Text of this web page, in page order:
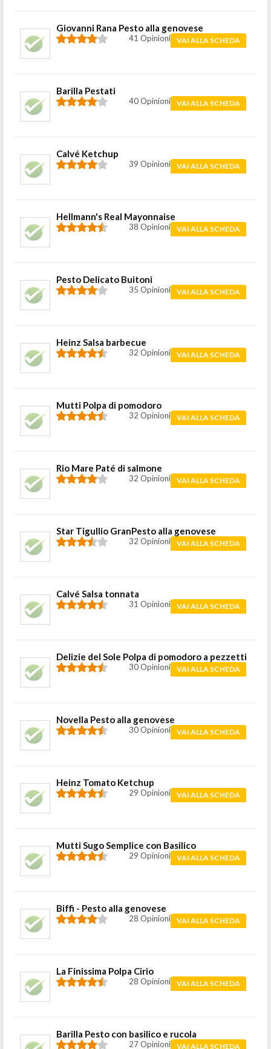
Giovanni Rana Pesto alla genovese
41 Opinioni VAI ALLA SCHEDA
Barilla Pestati
40 Opinioni VAI ALLA SCHEDA
Calvé Ketchup
39 Opinioni VAI ALLA SCHEDA
Hellmann's Real Mayonnaise
38 Opinioni VAI ALLA SCHEDA
Pesto Delicato Buitoni
35 Opinioni VAI ALLA SCHEDA
Heinz Salsa barbecue
32 Opinioni VAI ALLA SCHEDA
Mutti Polpa di pomodoro
32 Opinioni VAI ALLA SCHEDA
Rio Mare Paté di salmone
32 Opinioni VAI ALLA SCHEDA
Star Tigullio GranPesto alla genovese
32 Opinioni VAI ALLA SCHEDA
Calvé Salsa tonnata
31 Opinioni VAI ALLA SCHEDA
Delizie del Sole Polpa di pomodoro a pezzetti
30 Opinioni VAI ALLA SCHEDA
Novella Pesto alla genovese
30 Opinioni VAI ALLA SCHEDA
Heinz Tomato Ketchup
29 Opinioni VAI ALLA SCHEDA
Mutti Sugo Semplice con Basilico
29 Opinioni VAI ALLA SCHEDA
Biffi - Pesto alla genovese
28 Opinioni VAI ALLA SCHEDA
La Finissima Polpa Cirio
28 Opinioni VAI ALLA SCHEDA
Barilla Pesto con basilico e rucola
27 Opinioni VAI ALLA SCHEDA